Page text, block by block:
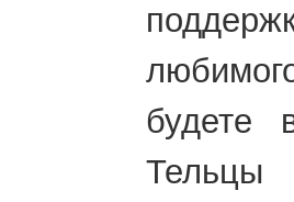
будете